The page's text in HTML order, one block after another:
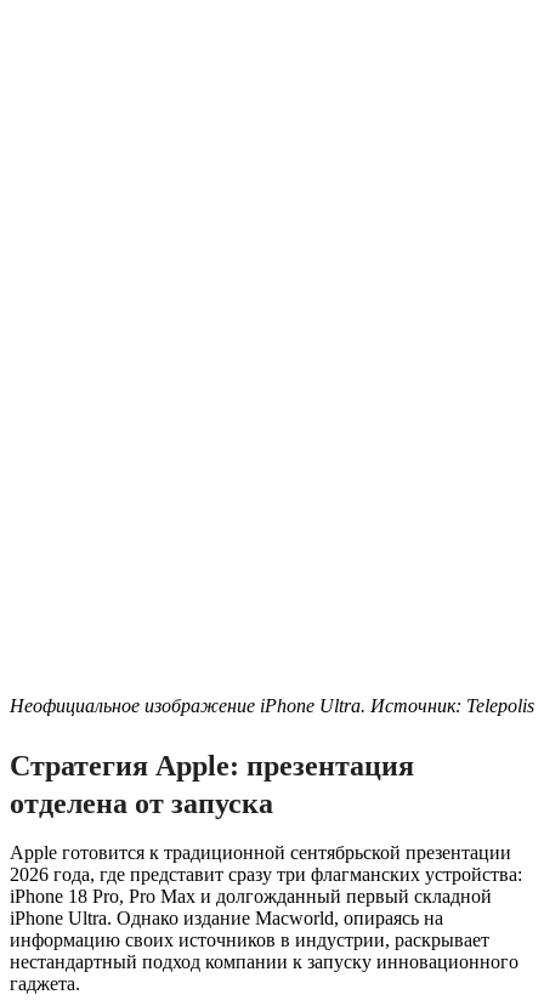
Неофициальное изображение iPhone Ultra. Источник: Telepolis
Стратегия Apple: презентация
отделена от запуска
Apple готовится к традиционной сентябрьской презентации
2026 года, где представит сразу три флагманских устройства:
iPhone 18 Pro, Pro Max и долгожданный первый складной
iPhone Ultra. Однако издание Macworld, опираясь на
информацию своих источников в индустрии, раскрывает
нестандартный подход компании к запуску инновационного
гаджета.